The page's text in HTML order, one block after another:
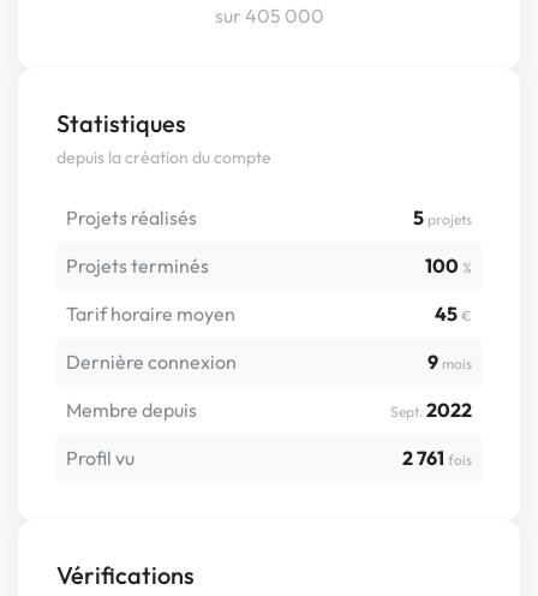
sur 405 000
Statistiques
depuis la création du compte
Projets réalisés 5 projets
Projets terminés 100 %
Tarif horaire moyen 45 €
Dernière connexion 9 mois
Membre depuis Sept. 2022
Profil vu
2 761 fois
Vérifications